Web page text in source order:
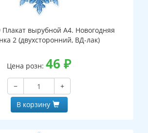
вырубной А4. Новогодняя
2 (двухсторонний, ВД-лак)
Цена розн: 46 ₽
−
+
В корзину